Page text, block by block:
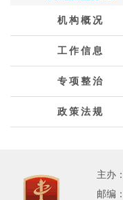
机构概况
工作信息
专项整治
政策法规
主办
邮编